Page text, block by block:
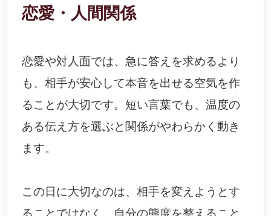
恋愛・人間関係
恋愛や対人面では、急に答えを求めるより
も、相手が安心して本音を出せる空気を作
ることが大切です。短い言葉でも、温度の
ある伝え方を選ぶと関係がやわらかく動き
ます。
この日に大切なのは、相手を変えようとす
ることではなく、自分の態度を整えること